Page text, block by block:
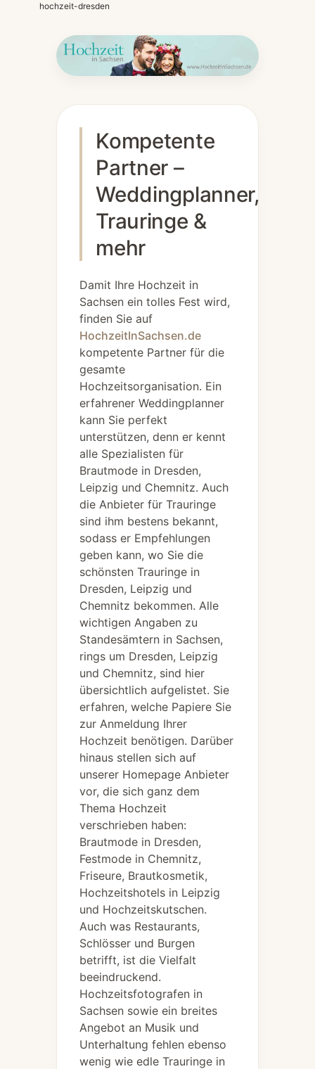
hochzeit-dresden
Kompetente
Partner –
Weddingplanner,
Trauringe &
mehr
Damit Ihre Hochzeit in
Sachsen ein tolles Fest wird,
finden Sie auf
HochzeitInSachsen.de
kompetente Partner für die
gesamte
Hochzeitsorganisation. Ein
erfahrener Weddingplanner
kann Sie perfekt
unterstützen, denn er kennt
alle Spezialisten für
Brautmode in Dresden,
Leipzig und Chemnitz. Auch
die Anbieter für Trauringe
sind ihm bestens bekannt,
sodass er Empfehlungen
geben kann, wo Sie die
schönsten Trauringe in
Dresden, Leipzig und
Chemnitz bekommen. Alle
wichtigen Angaben zu
Standesämtern in Sachsen,
rings um Dresden, Leipzig
und Chemnitz, sind hier
übersichtlich aufgelistet. Sie
erfahren, welche Papiere Sie
zur Anmeldung Ihrer
Hochzeit benötigen. Darüber
hinaus stellen sich auf
unserer Homepage Anbieter
vor, die sich ganz dem
Thema Hochzeit
verschrieben haben:
Brautmode in Dresden,
Festmode in Chemnitz,
Friseure, Brautkosmetik,
Hochzeitshotels in Leipzig
und Hochzeitskutschen.
Auch was Restaurants,
Schlösser und Burgen
betrifft, ist die Vielfalt
beeindruckend.
Hochzeitsfotografen in
Sachsen sowie ein breites
Angebot an Musik und
Unterhaltung fehlen ebenso
wenig wie edle Trauringe in